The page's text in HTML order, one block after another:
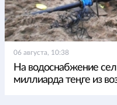
06 августа, 10:38
На водоснабжение
миллиарда теңге из